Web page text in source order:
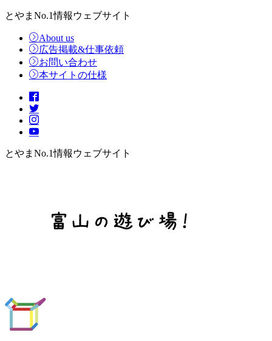
とやまNo.1情報ウェブサイト
About us
広告掲載&仕事依頼
お問い合わせ
本サイトの仕様
とやまNo.1情報ウェブサイト